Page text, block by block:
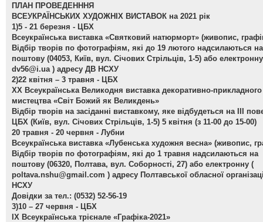
ПЛАН ПРОВЕДЕНННЯ
ВСЕУКРАЇНСЬКИХ ХУДОЖНІХ ВИСТАВОК на 2021 рік
1)5 - 21 березня - ЦБХ
Всеукраїнська виставка «Святковий натюрморт» (живопис,
Відбір творів по фотографіям, які до 19 лютого надсилаються на
поштову (04053, Київ, вул. Січових Стрільців, 1-5) або
dv56@i.ua ) адресу ДВ НСХУ
2)22 квітня – 3 травня - ЦБХ
ХХ Всеукраїнська Великодня виставка декоративно-прикладного
мистецтва «Світ Божий як Великдень»
Відбір творів на засіданні виставкому, яке відбудеться на ІІІ
ЦБХ (Київ, вул. Січових Стрільців, 1-5) 5 квітня (з 11-00 до 15-00)
20 травня - 20 червня - Лубни
Всеукраїнська виставка «Лубенська художня весна» (живопис,
Відбір творів по фотографіям, які до 1 травня надсилаються на
поштову (06320, Полтава, вул. Соборності, 27) або електронну (
poltava.nshu@gmail.com ) адресу Полтавської обласної
НСХУ
Довідки за тел.: (0532) 52-56-19
3)10 – 27 червня - ЦБХ
ІХ Всеукраїнська трієнале «Графіка-2021»